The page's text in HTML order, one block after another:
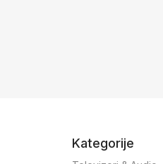
Kategorije